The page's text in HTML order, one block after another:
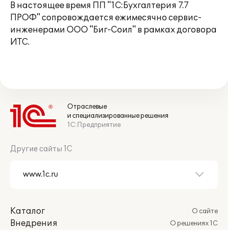
В настоящее время ПП "1С:Бухгалтерия 7.7
ПРОФ" сопровождается ежимесячно сервис-
инженерами ООО "Биг-Соил" в рамках договора
ИТС.
Отраслевые
и специализированные решения
1С:Предприятие
Другие сайты 1С
Каталог
Внедрения
О сайте
О решениях 1С